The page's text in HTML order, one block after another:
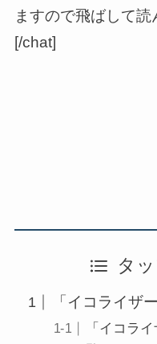
ますので飛ばして読
[/chat]
タ
「イコライザ
「イコラ